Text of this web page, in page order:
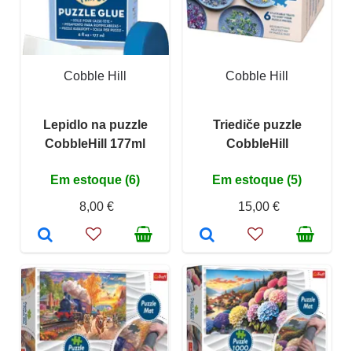
Cobble Hill
Lepidlo na puzzle
CobbleHill 177ml
Em estoque (6)
8,00 €
Cobble Hill
Triediče puzzle
CobbleHill
Em estoque (5)
15,00 €